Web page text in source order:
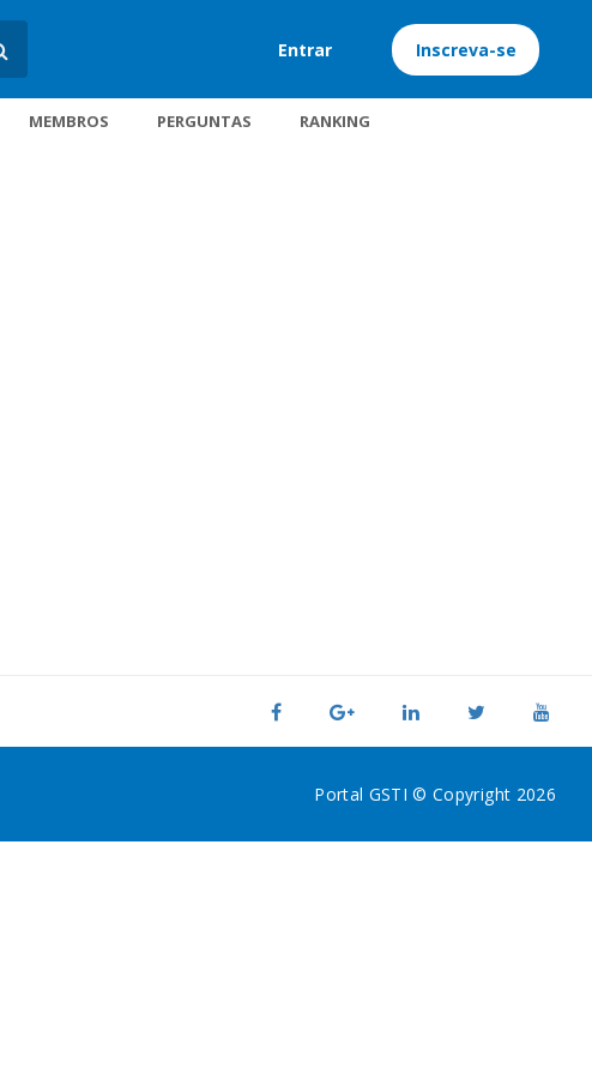
Entrar Inscreva-se
MEMBROS PERGUNTAS RANKING
Portal GSTI © Copyright 2026